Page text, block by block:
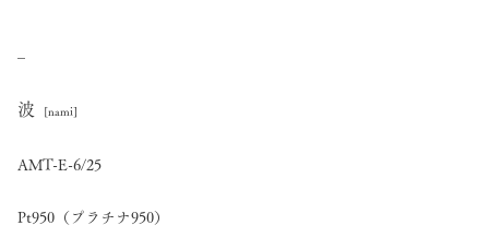
–
波 [nami]
AMT-E-6/25
Pt950（プラチナ950）